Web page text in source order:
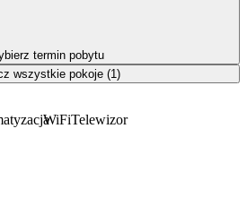
WiFiTelewizor
termin pobytu
wszystkie pokoje (1)